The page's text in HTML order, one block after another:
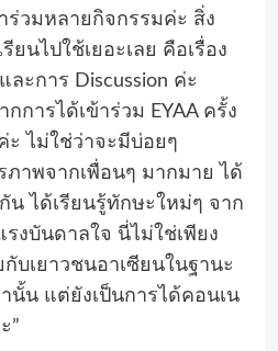
วมหลายกิจกรรมค่ะ สิ่ง
ยนไปใช้เยอะเลย คือเรื่อง
ละการ Discussion ค่ะ
การได้เข้าร่วม EYAA ครั้ง
ะ ไม่ใช่ว่าจะมีบ่อยๆ
าพจากเพื่อนๆ มากมาย ได้
ได้เรียนรู้ทักษะใหม่ๆ จาก
งบันดาลใจ นี่ไม่ใช่เพียง
กับเยาวชนอาเซียนในฐานะ
นั้น แต่ยังเป็นการได้คอนเน
”